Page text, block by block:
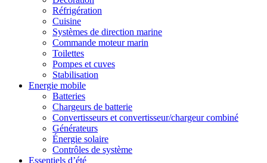
Réfrigération
Cuisine
Systèmes de direction marine
Commande moteur marin
Toilettes
Pompes et cuves
Stabilisation
Energie mobile
Batteries
Chargeurs de batterie
Convertisseurs et convertisseur/chargeur combiné
Générateurs
Énergie solaire
Contrôles de système
Essentiels d’été